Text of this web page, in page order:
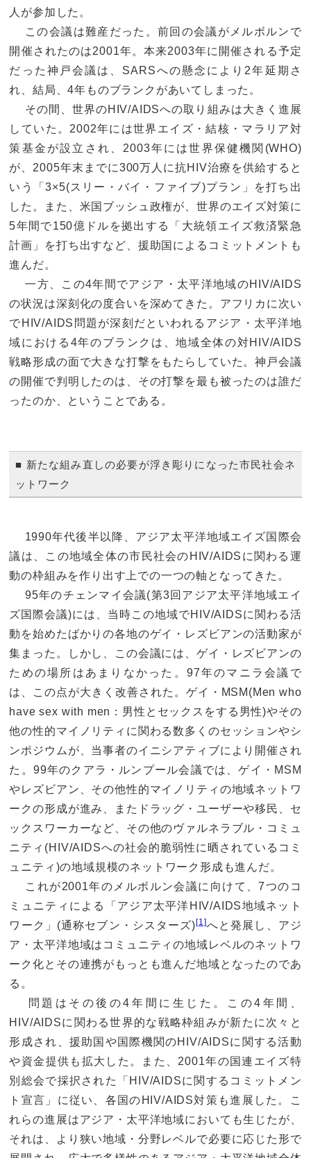
人が参加した。
この会議は難産だった。前回の会議がメルボルンで
開催されたのは2001年。本来2003年に開催される予定
だった神戸会議は、SARSへの懸念により2年延期さ
れ、結局、4年ものブランクがあいてしまった。
その間、世界のHIV/AIDSへの取り組みは大きく進展
していた。2002年には世界エイズ・結核・マラリア対
策基金が設立され、2003年には世界保健機関(WHO)
が、2005年末までに300万人に抗HIV治療を供給すると
いう「3×5(スリー・バイ・ファイブ)プラン」を打ち出
した。また、米国ブッシュ政権が、世界のエイズ対策に
5年間で150億ドルを拠出する「大統領エイズ救済緊急
計画」を打ち出すなど、援助国によるコミットメントも
進んだ。
一方、この4年間でアジア・太平洋地域のHIV/AIDS
の状況は深刻化の度合いを深めてきた。アフリカに次い
でHIV/AIDS問題が深刻だといわれるアジア・太平洋地
域における4年のブランクは、地域全体の対HIV/AIDS
戦略形成の面で大きな打撃をもたらしていた。神戸会議
の開催で判明したのは、その打撃を最も被ったのは誰だ
ったのか、ということである。
■ 新たな組み直しの必要が浮き彫りになった市民社会ネ
ットワーク
1990年代後半以降、アジア太平洋地域エイズ国際会
議は、この地域全体の市民社会のHIV/AIDSに関わる運
動の枠組みを作り出す上での一つの軸となってきた。
95年のチェンマイ会議(第3回アジア太平洋地域エイ
ズ国際会議)には、当時この地域でHIV/AIDSに関わる活
動を始めたばかりの各地のゲイ・レズビアンの活動家が
集まった。しかし、この会議には、ゲイ・レズビアンの
ための場所はあまりなかった。97年のマニラ会議で
は、この点が大きく改善された。ゲイ・MSM(Men who
have sex with men：男性とセックスをする男性)やその
他の性的マイノリティに関わる数多くのセッションやシ
ンポジウムが、当事者のイニシアティブにより開催され
た。99年のクアラ・ルンプール会議では、ゲイ・MSM
やレズビアン、その他性的マイノリティの地域ネットワ
ークの形成が進み、またドラッグ・ユーザーや移民、セ
ックスワーカーなど、その他のヴァルネラブル・コミュ
ニティ(HIV/AIDSへの社会的脆弱性に晒されているコミ
ュニティ)の地域規模のネットワーク形成も進んだ。
これが2001年のメルボルン会議に向けて、7つのコ
ミュニティによる「アジア太平洋HIV/AIDS地域ネット
ワーク」(通称セブン・シスターズ)[1]へと発展し、アジ
ア・太平洋地域はコミュニティの地域レベルのネットワ
ーク化とその連携がもっとも進んだ地域となったのであ
る。
問題はその後の4年間に生じた。この4年間、
HIV/AIDSに関わる世界的な戦略枠組みが新たに次々と
形成され、援助国や国際機関のHIV/AIDSに関する活動
や資金提供も拡大した。また、2001年の国連エイズ特
別総会で採択された「HIV/AIDSに関するコミットメン
ト宣言」に従い、各国のHIV/AIDS対策も進展した。こ
れらの進展はアジア・太平洋地域においても生じたが、
それは、より狭い地域・分野レベルで必要に応じた形で